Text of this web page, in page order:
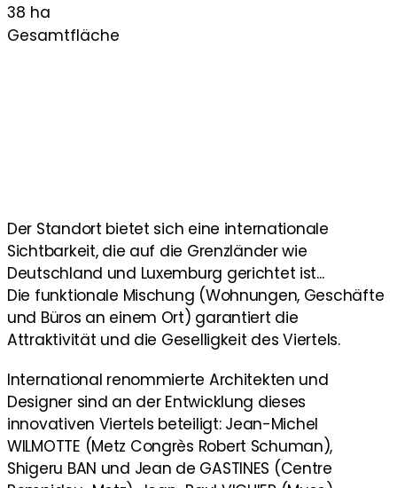
38 ha
Gesamtfläche
Der Standort bietet sich eine internationale
Sichtbarkeit, die auf die Grenzländer wie
Deutschland und Luxemburg gerichtet ist...
Die funktionale Mischung (Wohnungen, Geschäfte
und Büros an einem Ort) garantiert die
Attraktivität und die Geselligkeit des Viertels.
International renommierte Architekten und
Designer sind an der Entwicklung dieses
innovativen Viertels beteiligt: Jean-Michel
WILMOTTE (Metz Congrès Robert Schuman),
Shigeru BAN und Jean de GASTINES (Centre